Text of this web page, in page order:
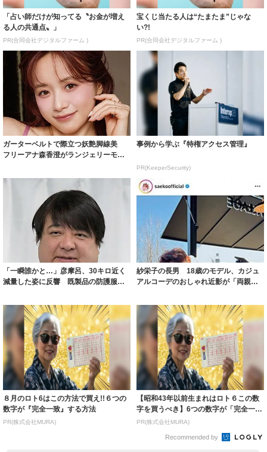
「占い師だけが知ってる〝お金が増え
る人の共通点〟」
PR(合同会社デジタルファーム )
宝くじ当たる人は“たまたま”じゃな
い?!
PR(合同会社デジタルファーム )
ガーターベルトで際立つ妖艶脚線美
フリーアナ森香澄がランジェリーモデ
事例から学ぶ『特権アクセス管理』
PR(KeeperSecurity)
「一瞬誰かと…」彦摩呂、30キロ近く
減量した姿に反響 既製品の防護服が
紗栄子の長男 18歳のモデル、カジュ
アルコーデのおしゃれ近影が「両親の
８月のロト6はこの方法で買え!!６つの
数字が『完全一致』する方法
PR(株式会社MURA)
【昭和43年以前生まれはロト６この数
字を買うべき】6つの数字が「完全一
致」する方...
PR(株式会社MURA)
Recommended by